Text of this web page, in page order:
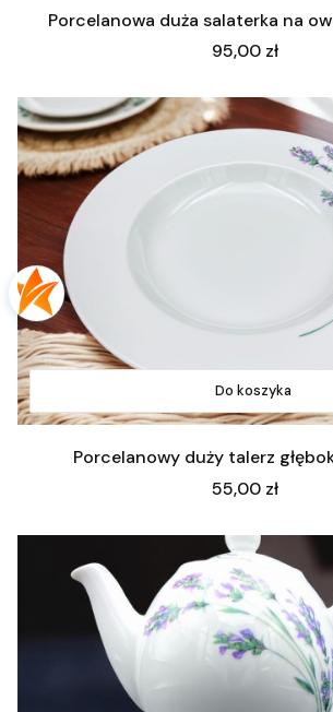
Porcelanowa duża salaterka na
Cena
95,00 zł
Do koszyka
Porcelanowy duży talerz
Cena
55,00 zł